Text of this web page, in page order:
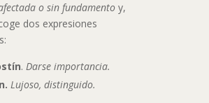
o sin fundamento y,
dos expresiones
. Darse importancia.
Lujoso, distinguido.